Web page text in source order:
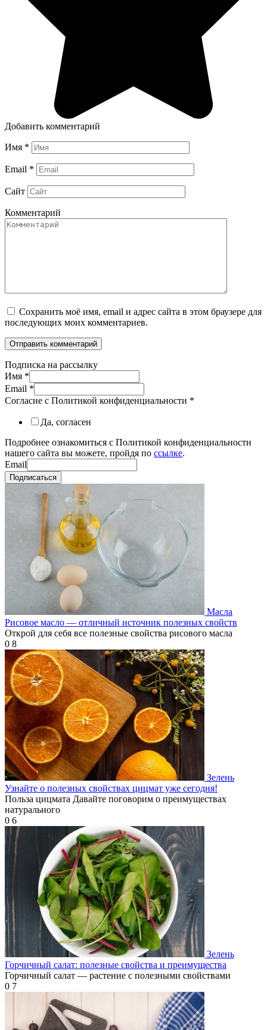
Добавить комментарий
Имя *
Email *
Сайт
Комментарий
Сохранить моё имя, email и адрес сайта в этом браузере для
последующих моих комментариев.
Подписка на рассылку
Имя *
Email *
Согласие с Политикой конфиденциальности *
Да, согласен
Подробнее ознакомиться с Политикой конфиденциальности
нашего сайта вы можете, пройдя по ссылке.
Email
Подписаться
Масла
Рисовое масло — отличный источник полезных свойств
Открой для себя все полезные свойства рисового масла
0 8
Зелень
Узнайте о полезных свойствах цицмат уже сегодня!
Польза цицмата Давайте поговорим о преимуществах
натурального
0 6
Зелень
Горчичный салат: полезные свойства и преимущества
Горчичный салат — растение с полезными свойствами
0 7